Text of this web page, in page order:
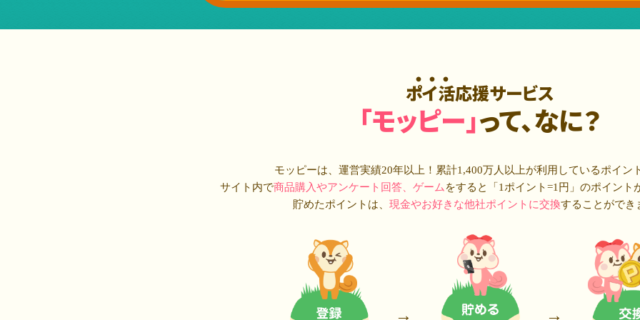
ポイ活応援サービス
「モッピー」って、なに？
モッピーは、運営実績20年以上！累計1,400万人 以上が利用しているポイン
サイト内で商品購入やアンケート回答、ゲーム をすると「1ポイント=1円」のポイント
貯めたポイントは、 現金やお好きな他社ポイントに交換することができ